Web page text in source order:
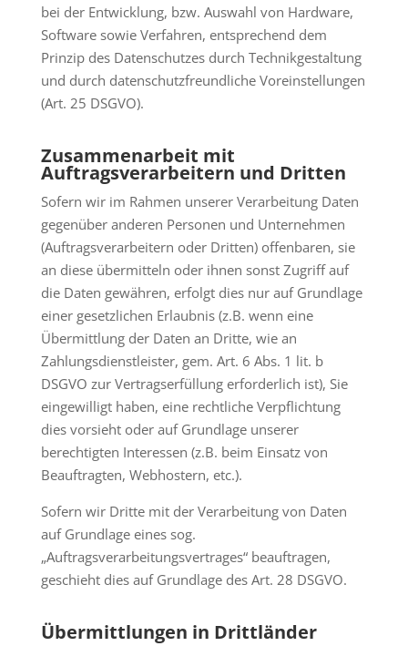
bei der Entwicklung, bzw. Auswahl von Hardware,
Software sowie Verfahren, entsprechend dem
Prinzip des Datenschutzes durch Technikgestaltung
und durch datenschutzfreundliche Voreinstellungen
(Art. 25 DSGVO).
Zusammenarbeit mit
Auftragsverarbeitern und Dritten
Sofern wir im Rahmen unserer Verarbeitung Daten
gegenüber anderen Personen und Unternehmen
(Auftragsverarbeitern oder Dritten) offenbaren, sie
an diese übermitteln oder ihnen sonst Zugriff auf
die Daten gewähren, erfolgt dies nur auf Grundlage
einer gesetzlichen Erlaubnis (z.B. wenn eine
Übermittlung der Daten an Dritte, wie an
Zahlungsdienstleister, gem. Art. 6 Abs. 1 lit. b
DSGVO zur Vertragserfüllung erforderlich ist), Sie
eingewilligt haben, eine rechtliche Verpflichtung
dies vorsieht oder auf Grundlage unserer
berechtigten Interessen (z.B. beim Einsatz von
Beauftragten, Webhostern, etc.).
Sofern wir Dritte mit der Verarbeitung von Daten
auf Grundlage eines sog.
„Auftragsverarbeitungsvertrages“ beauftragen,
geschieht dies auf Grundlage des Art. 28 DSGVO.
Übermittlungen in Drittländer